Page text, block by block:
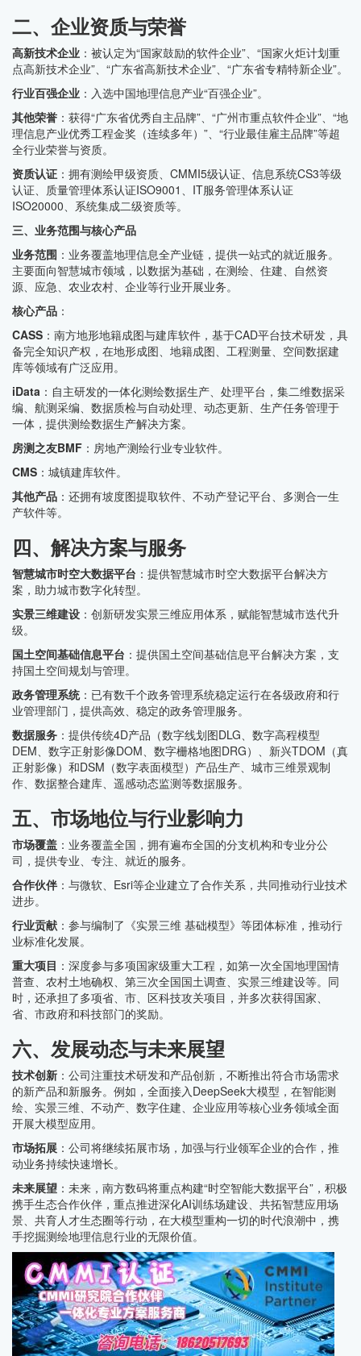
二、企业资质与荣誉
高新技术企业 ：被认定为“国家鼓励的软件企业”、“国家火炬计划重
点高新技术企业”、“广东省高新技术企业”、“广东省专精特新企业”。
行业百强企业 ：入选中国地理信息产业“百强企业”。
其他荣誉 ：获得“广东省优秀自主品牌”、“广州市重点软件企业”、“地
理信息产业优秀工程金奖（连续多年）”、“行业最佳雇主品牌”等超
全行业荣誉与资质。
资质认证 ：拥有测绘甲级资质、CMMI5级认证、信息系统CS3等级
认证、质量管理体系认证ISO9001、IT服务管理体系认证
ISO20000、系统集成二级资质等。
三、业务范围与核心产品
业务范围 ：业务覆盖地理信息全产业链，提供一站式的就近服务。
主要面向智慧城市领域，以数据为基础，在测绘、住建、自然资
源、应急、农业农村、企业等行业开展业务。
核心产品 ：
CASS ：南方地形地籍成图与建库软件，基于CAD平台技术研发，具
备完全知识产权，在地形成图、地籍成图、工程测量、空间数据建
库等领域有广泛应用。
iData ：自主研发的一体化测绘数据生产、处理平台，集二维数据采
编、航测采编、数据质检与自动处理、动态更新、生产任务管理于
一体，提供测绘数据生产解决方案。
房测之友BMF ：房地产测绘行业专业软件。
CMS ：城镇建库软件。
其他产品 ：还拥有坡度图提取软件、不动产登记平台、多测合一生
产软件等。
四、解决方案与服务
智慧城市时空大数据平台 ：提供智慧城市时空大数据平台解决方
案，助力城市数字化转型。
实景三维建设 ：创新研发实景三维应用体系，赋能智慧城市迭代升
级。
国土空间基础信息平台 ：提供国土空间基础信息平台解决方案，支
持国土空间规划与管理。
政务管理系统：已有数千个政务管理系统稳定运行在各级政府和行
业管理部门，提供高效、稳定的政务管理服务。
数据服务 ：提供传统4D产品（数字线划图DLG、数字高程模型
DEM、数字正射影像DOM、数字栅格地图DRG）、新兴TDOM（真
正射影像）和DSM（数字表面模型）产品生产、城市三维景观制
作、数据整合建库、遥感动态监测等数据服务。
五、市场地位与行业影响力
市场覆盖 ：业务覆盖全国，拥有遍布全国的分支机构和专业分公
司，提供专业、专注、就近的服务。
合作伙伴 ：与微软、Esri等企业建立了合作关系，共同推动行业技术
进步。
行业贡献 ：参与编制了《实景三维 基础模型》等团体标准，推动行
业标准化发展。
重大项目 ：深度参与多项国家级重大工程，如第一次全国地理国情
普查、农村土地确权、第三次全国国土调查、实景三维建设等。同
时，还承担了多项省、市、区科技攻关项目，并多次获得国家、
省、市政府和科技部门的奖励。
六、发展动态与未来展望
技术创新 ：公司注重技术研发和产品创新，不断推出符合市场需求
的新产品和新服务。例如，全面接入DeepSeek大模型，在智能测
绘、实景三维、不动产、数字住建、企业应用等核心业务领域全面
开展大模型应用。
市场拓展 ：公司将继续拓展市场，加强与行业领军企业的合作，推
动业务持续快速增长。
未来展望 ：未来，南方数码将重点构建“时空智能大数据平台”，积极
携手生态合作伙伴，重点推进深化AI训练场建设、共拓智慧应用场
景、共育人才生态圈等行动，在大模型重构一切的时代浪潮中，携
手挖掘测绘地理信息行业的无限价值。